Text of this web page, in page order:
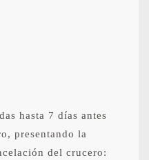
hasta 7 días antes
presentando la
del crucero: